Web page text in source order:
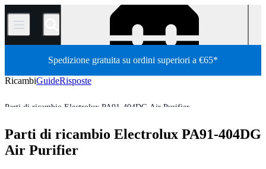
/
Spedizione gratuita su ordini superiori a €65*
RicambiGuideRisposte
Parti di ricambio Electrolux PA91-404DG Air Purifier
Ricambi per elettrodomestici
Tutti i ricambi
Store
Parti di ricambio Electrolux PA91-404DG
Air Purifier